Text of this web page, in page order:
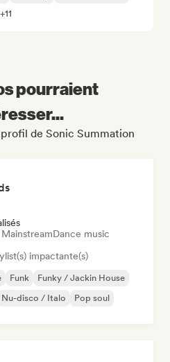
pourraient
de Sonic Summation
Dance music
impactante(s)
Funk
Funky / Jackin House
Nu-disco / Italo Pop soul